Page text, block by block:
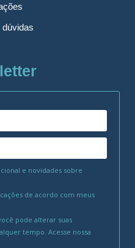
dúvidas
e novidades sobre
de acordo com meus
pode alterar suas
tempo. Acesse nossa